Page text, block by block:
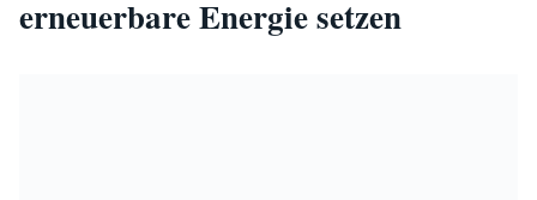
erneuerbare Energie setzen